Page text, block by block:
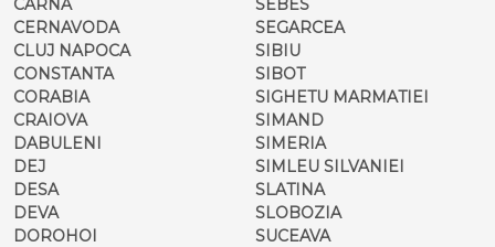
CARNA
CERNAVODA
CLUJ NAPOCA
CONSTANTA
CORABIA
CRAIOVA
DABULENI
DEJ
DESA
DEVA
DOROHOI
SEBES
SEGARCEA
SIBIU
SIBOT
SIGHETU MARMATIEI
SIMAND
SIMERIA
SIMLEU SILVANIEI
SLATINA
SLOBOZIA
SUCEAVA